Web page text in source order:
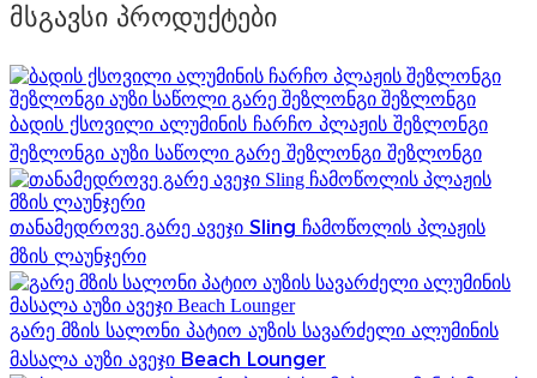
Მსგავსი Პროდუქტები
ბადის ქსოვილი ალუმინის ჩარჩო პლაჟის შეზლონგი
შეზლონგი აუზი საწოლი გარე შეზლონგი შეზლონგი
თანამედროვე გარე ავეჯი Sling ჩამოწოლის პლაჟის
მზის ლაუნჯერი
გარე მზის სალონი პატიო აუზის სავარძელი ალუმინის
მასალა აუზი ავეჯი Beach Lounger